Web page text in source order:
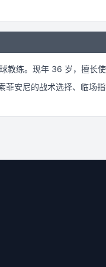
教练。 现年 36 岁， 擅长
菲安尼的战术选择、临场